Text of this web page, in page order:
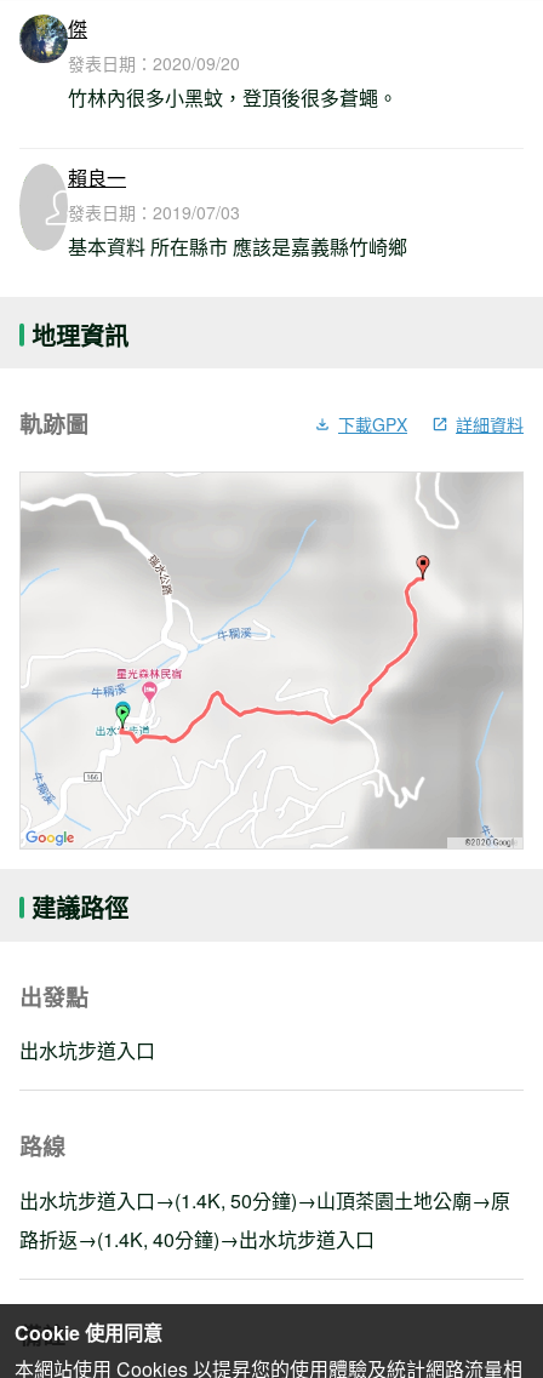
傑
發表日期： 2020/09/20
竹林內很多小黑蚊，登頂後很多蒼蠅。
賴良一
發表日期： 2019/07/03
基本資料 所在縣市 應該是嘉義縣竹崎鄉
地理資訊
軌跡圖 下載GPX 詳細資料
建議路徑
出發點
出水坑步道入口
路線
出水坑步道入口→(1.4K, 50分鐘)→山頂茶園土地公廟→原
路折返→(1.4K, 40分鐘)→出水坑步道入口
備註
Cookie 使用同意
本網站使用 Cookies 以提昇您的使用體驗及統計網路流量相